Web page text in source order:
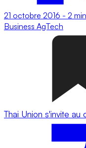
21 octobre 2016 - 2 min
Business AgTech
Thai Union s'invite au